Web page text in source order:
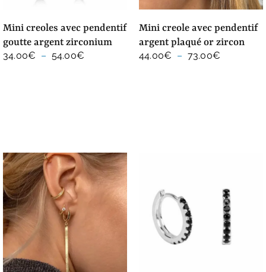
mini creoles avec pendentif
goutte argent zirconium
34.00€ – 54.00€
mini creole avec pendentif
argent plaqué or zircon
44.00€ – 73.00€